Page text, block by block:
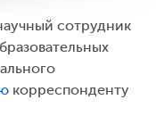
сотрудник
корреспонденту